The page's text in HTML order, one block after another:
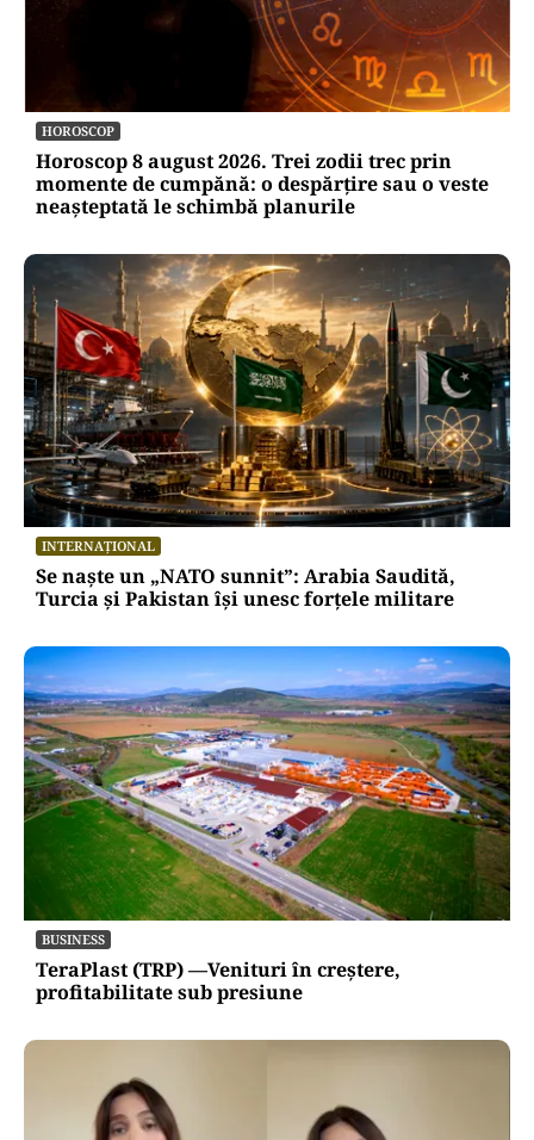
repetă scenariul e‑Terra. Ce ascund
comunicările oficiale și cine răspunde
pentru mentenanța IT a instituțiilor
Alte Articole Importante
HOROSCOP
Horoscop 8 august 2026. Trei zodii trec prin
momente de cumpănă: o despărțire sau o veste
neașteptată le schimbă planurile
INTERNAȚIONAL
Se naște un „NATO sunnit”: Arabia Saudită,
Turcia și Pakistan își unesc forțele militare